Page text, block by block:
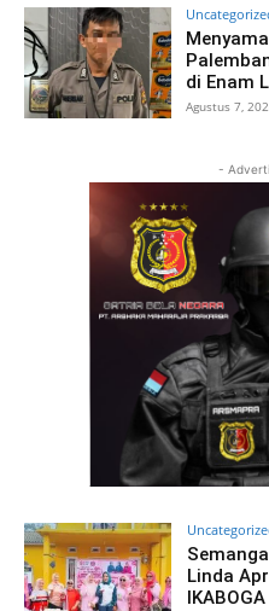
di Enam
Agustus 7,
-
Linda